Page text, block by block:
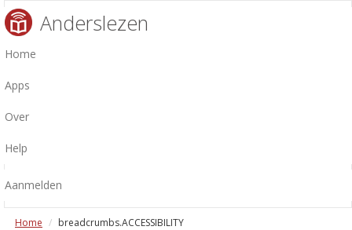
Anderslezen
Home
Apps
Over
Help
Aanmelden
Home breadcrumbs.ACCESSIBILITY